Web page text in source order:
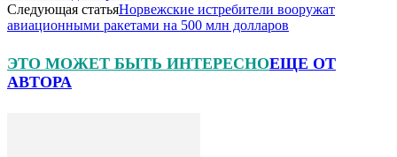
Следующая статьяНорвежские истребители вооружат
авиационными ракетами на 500 млн долларов
ЭТО МОЖЕТ БЫТЬ ИНТЕРЕСНОЕЩЕ ОТ
АВТОРА